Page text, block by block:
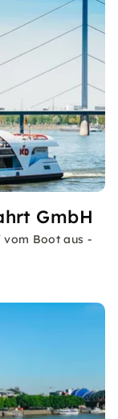
GmbH
vom Boot aus -